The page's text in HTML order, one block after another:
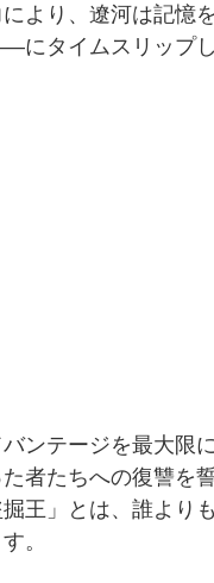
より、遼河は記憶
タイムスリップし
ンテージを最大限
者たちへの復讐を
王」とは、誰より
。